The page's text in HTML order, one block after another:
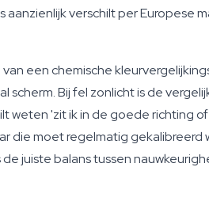
aanzienlijk verschilt per
een chemische
Bij fel zonlicht is de
weten 'zit ik in de goede richting
die moet regelmatig
juiste balans tussen